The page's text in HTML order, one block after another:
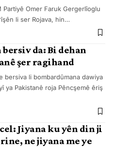
Partiyê Omer Faruk Gergerlîoglu
li ser Rojava, hin…
bersiv da: Bi dehan
şer ragihand
bersiva li bombardûmana dawiya
ya Pakistanê roja Pêncşemê êriş
Jiyana ku yên din ji
ne jiyana me ye